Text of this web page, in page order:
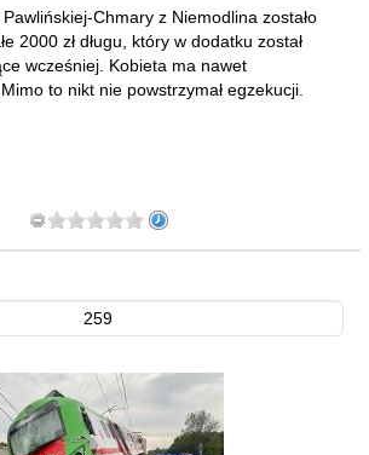
Chmary z Niemodlina zostało
2000 zł długu, który w dodatku został
wcześniej. Kobieta ma nawet
to nikt nie powstrzymał egzekucji.
259